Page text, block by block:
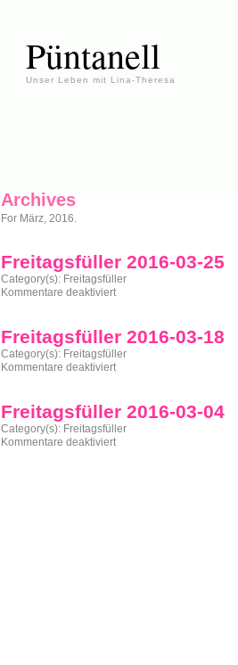
Püntanell
Unser Leben mit Lina-Theresa
Archives
For März, 2016.
Freitagsfüller 2016-03-25
Category(s): Freitagsfüller
Kommentare deaktiviertfür
25
Freitagsfüller 2016-03-18
Category(s): Freitagsfüller
Kommentare deaktiviertfür
18
Freitagsfüller 2016-03-04
Category(s): Freitagsfüller
Kommentare deaktiviertfür